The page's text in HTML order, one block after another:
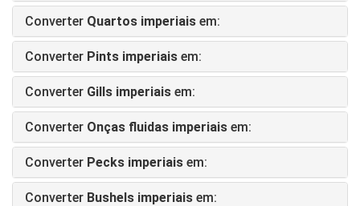
Converter Quartos imperiais em:
Converter Pints imperiais em:
Converter Gills imperiais em:
Converter Onças fluidas imperiais em:
Converter Pecks imperiais em:
Converter Bushels imperiais em: